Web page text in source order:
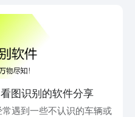
图识别的软件分享
遇到一些不认识的车辆或